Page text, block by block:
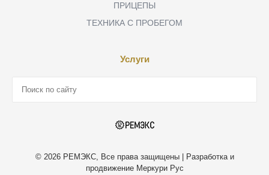
ПРИЦЕПЫ
ТЕХНИКА С ПРОБЕГОМ
Услуги
© 2026 РЕМЭКС, Все права защищены | Разработка и
продвижение Меркури Рус